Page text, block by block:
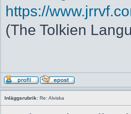
https://
(The Tolkien
Inläggsrubrik: Re: Alviska